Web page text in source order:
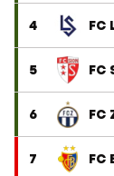
4 FC
5 FC
6 FC
7 FC